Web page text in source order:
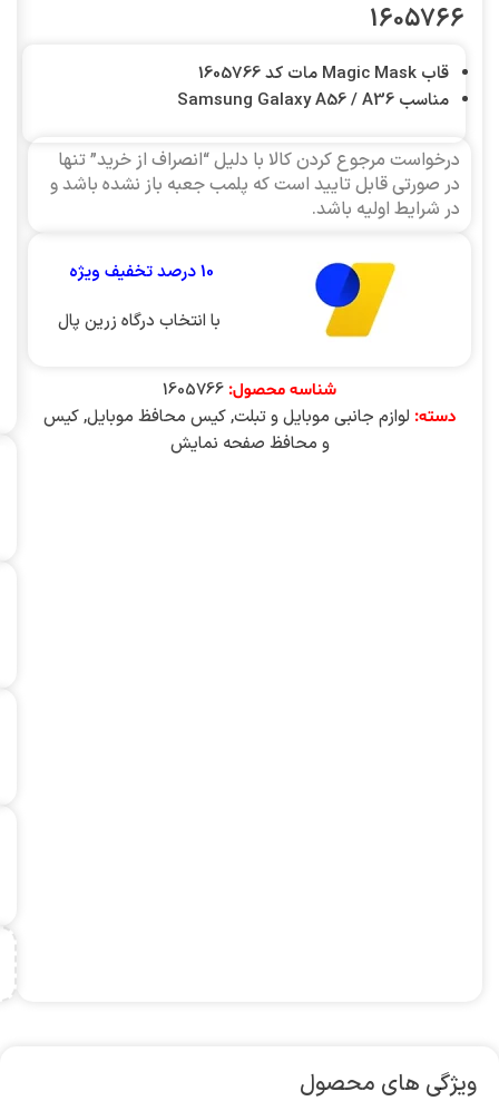
1605766
قاب Magic Mask مات کد 1605766
مناسب Samsung Galaxy A56 / A36
درخواست مرجوع کردن کالا با دلیل “انصراف از خرید” تنها
در صورتی قابل تایید است که پلمب جعبه باز نشده باشد و
در شرایط اولیه باشد.
10 درصد تخفیف ویژه
با انتخاب درگاه زرین پال
شناسه محصول: 1605766
دسته: لوازم جانبی موبایل و تبلت,کیس محافظ موبایل,کیس
و محافظ صفحه نمایش
ویژگی های محصول